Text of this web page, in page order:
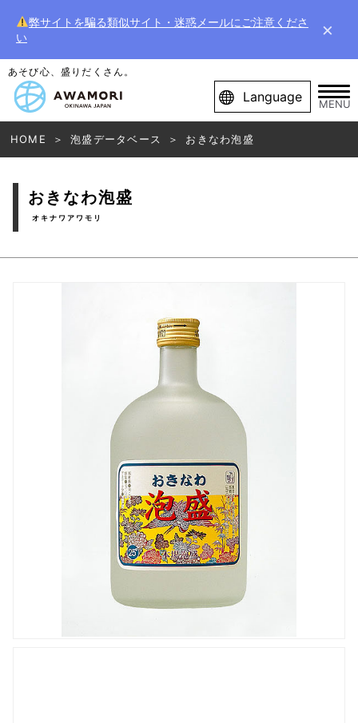
弊サイトを騙る類似サイト・迷惑メールにご注意くださ
い
×
あそび心、盛りだくさん。
Language MENU
HOME 泡盛データベース おきなわ泡盛
おきなわ泡盛
オキナワアワモリ